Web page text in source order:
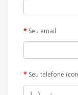
Seu email
Seu telefone